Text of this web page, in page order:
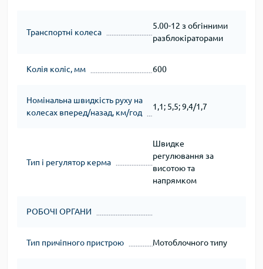
Транспортні колеса
5.00-12 з обгінними
разблокіраторами
Колія коліс, мм 600
Номінальна швидкість руху на
колесах вперед/назад, км/год
1,1; 5,5; 9,4/1,7
Тип і регулятор керма
Швидке
регулювання за
висотою та
напрямком
РОБОЧІ ОРГАНИ
Тип причіпного пристрою Мотоблочного типу